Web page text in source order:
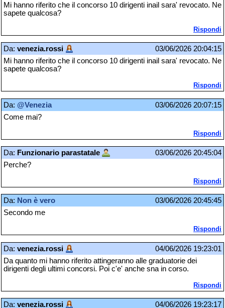
Mi hanno riferito che il concorso 10 dirigenti inail sara' revocato. Ne
sapete qualcosa?
Rispondi
Da: venezia.rossi
03/06/2026 20:04:15
Mi hanno riferito che il concorso 10 dirigenti inail sara' revocato. Ne
sapete qualcosa?
Rispondi
Da: @Venezia
03/06/2026 20:07:15
Come mai?
Rispondi
Da: Funzionario parastatale
03/06/2026 20:45:04
Perche?
Rispondi
Da: Non è vero
03/06/2026 20:45:45
Secondo me
Rispondi
Da: venezia.rossi
04/06/2026 19:23:01
Da quanto mi hanno riferito attingeranno alle graduatorie dei
dirigenti degli ultimi concorsi. Poi c'e' anche sna in corso.
Rispondi
Da: venezia.rossi
04/06/2026 19:23:17